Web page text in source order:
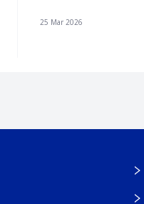
25 Mar 2026